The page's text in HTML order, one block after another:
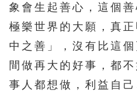
616 617
621 622
626 627
631 632
象會生起善心，這個
極樂世界的大願，真
中之善」，沒有比這
間做再大的好事，都
事人都想做，利益自